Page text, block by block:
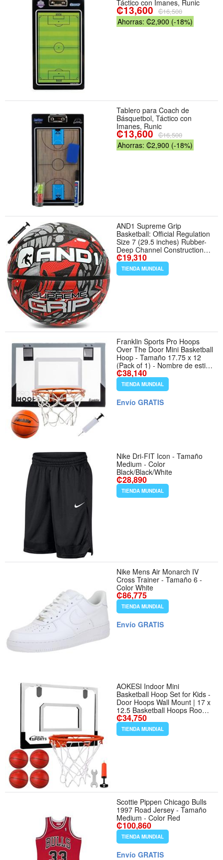
Táctico con Imanes, Runic
₡13,600 ₡16,500
Ahorras: ₡2,900 (-18%)
Tablero para Coach de
Básquetbol, Táctico con
Imanes, Runic
₡13,600 ₡16,500
Ahorras: ₡2,900 (-18%)
AND1 Supreme Grip
Basketball: Official Regulation
Size 7 (29.5 inches) Rubber-
Deep Channel Construction
Streetball, Made for Indoor
Outdoor Basketball Games
₡19,310
TIENDA MUNDIAL
Franklin Sports Pro Hoops
Over The Door Mini Basketball
Hoop - Tamaño 17.75 x 12
(Pack of 1) - Nombre de estilo
Black/Gray - 17.75 x 12
₡38,140
TIENDA MUNDIAL
Envío GRATIS
Nike Dri-FIT Icon - Tamaño
Medium - Color
Black/Black/White
₡28,890
TIENDA MUNDIAL
Nike Mens Air Monarch IV
Cross Trainer - Tamaño 6 -
Color White
₡86,775
TIENDA MUNDIAL
Envío GRATIS
AOKESI Indoor Mini
Basketball Hoop Set for Kids -
Door Hoops Wall Mount | 17 x
12.5 Basketball Hoops Room
Play with Complete
Accessories, Game Toys Balls
Gifts For Adult Boys Girls
₡34,750
TIENDA MUNDIAL
Scottie Pippen Chicago Bulls
1997 Road Jersey - Tamaño
Medium - Color Red
₡100,860
TIENDA MUNDIAL
Envío GRATIS